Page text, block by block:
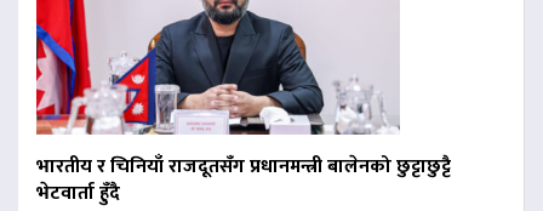
भारतीय र चिनियाँ राजदूतसँग प्रधानमन्त्री बालेनको छुट्टाछुट्टै
भेटवार्ता हुँदै